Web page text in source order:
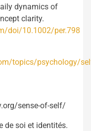
dynamics of
clarity.
doi/10.1002/per.798
topics/psychology/
sense-of-self/
de soi et identités.